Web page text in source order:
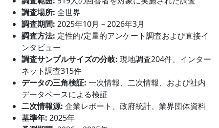
調査場所: 全世界
調査期間: 2025年10月 – 2026年3月
調査方法: 定性的/定量的アンケート調査および直接イ
ンタビュー
調査サンプルサイズの分岐: 現地調査204件、インター
ネット調査315件
データの三角検証: 一次情報、二次情報、および社内
データベースによる検証
二次情報源: 企業レポート、政府統計、業界団体資料
基準年: 2025年